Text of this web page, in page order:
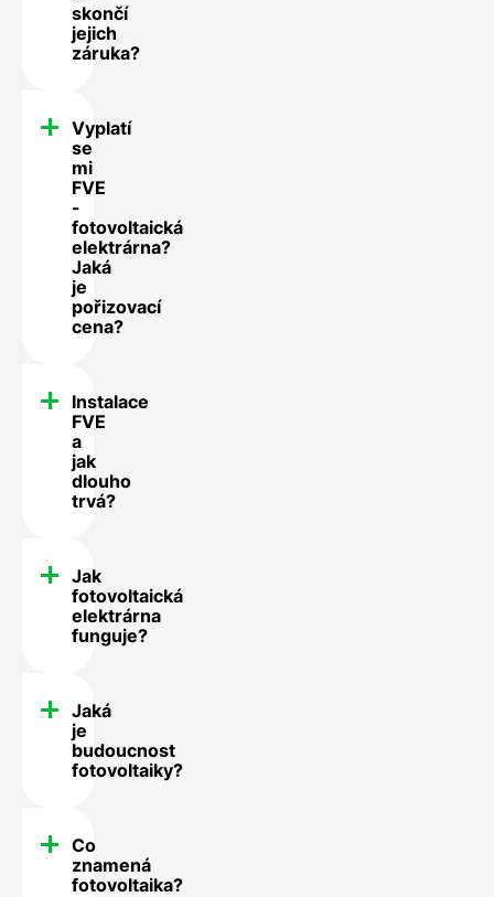
skončí
jejich
záruka?
Vyplatí
se
mi
FVE
-
fotovoltaická
elektrárna?
Jaká
je
pořizovací
cena?
Instalace
FVE
a
jak
dlouho
trvá?
Jak
fotovoltaická
elektrárna
funguje?
Jaká
je
budoucnost
fotovoltaiky?
Co
znamená
fotovoltaika?